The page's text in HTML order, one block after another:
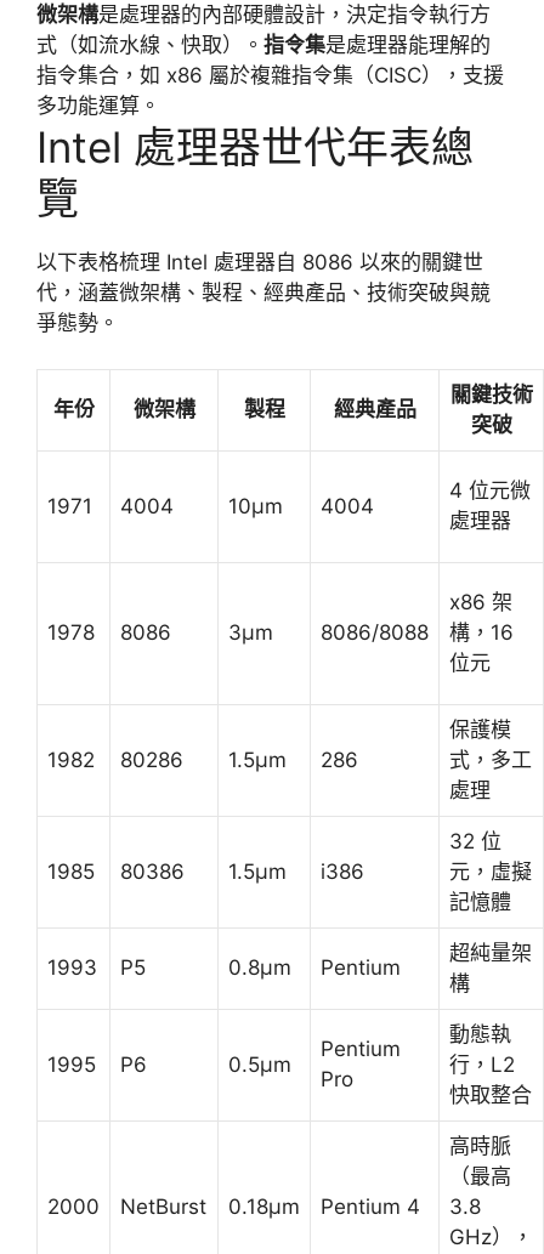
微架構是處理器的內部硬體設計，決定指令執行方
式（如流水線、快取）。 指令集是處理器能理解的
指令集合，如 x86 屬於複雜指令集（CISC），支援
多功能運算。
Intel 處理器世代年表總
覽
以下表格梳理 Intel 處理器自 8086 以來的關鍵世
代，涵蓋微架構、製程、經典產品、技術突破與競
爭態勢。
年份 微架構 製程 經典產品
關鍵技術
突破
1971 4004 10μm 4004
4 位元微
處理器
1978 8086 3μm 8086/8088
x86 架
構，16
位元
1982 80286 1.5μm 286
保護模
式，多工
處理
1985 80386 1.5μm i386
32 位
元，虛擬
記憶體
1993 P5 0.8μm Pentium
超純量架
構
1995 P6 0.5μm
Pentium
Pro
動態執
行，L2
快取整合
2000 NetBurst 0.18μm Pentium 4
高時脈
（最高
3.8
GHz），